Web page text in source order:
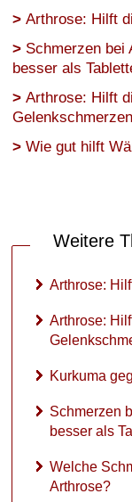
Arthrose: Hilft
Schmerzen bei
besser als
Arthrose: Hilft
Wie gut hilft
Weitere
Arthrose:
Arthrose:
Kurkuma
Schmerzen
besser als
Welche
Arthrose?
►
Gelenkersatz
Ernährung
Knie-Arthrose
Finger-
Symptome
Diagnostik
Laborwerte